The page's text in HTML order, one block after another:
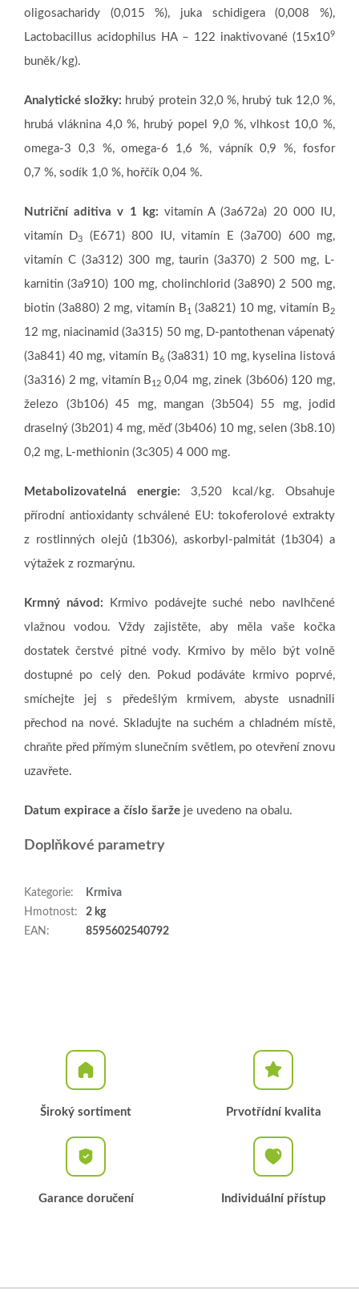
oligosacharidy (0,015 %), juka schidigera (0,008 %),
Lactobacillus acidophilus HA – 122 inaktivované (15x109
buněk/kg).
Analytické složky: hrubý protein 32,0 %, hrubý tuk 12,0 %,
hrubá vláknina 4,0 %, hrubý popel 9,0 %, vlhkost 10,0 %,
omega-3 0,3 %, omega-6 1,6 %, vápník 0,9 %, fosfor
0,7 %, sodík 1,0 %, hořčík 0,04 %.
Nutriční aditiva v 1 kg: vitamín A (3a672a) 20 000 IU,
vitamín D3
(E671) 800 IU, vitamín E (3a700) 600 mg,
vitamín C (3a312) 300 mg, taurin (3a370) 2 500 mg, L-
karnitin (3a910) 100 mg, cholinchlorid (3a890) 2 500 mg,
biotin (3a880) 2 mg, vitamín B1 (3a821) 10 mg, vitamín B2
12 mg, niacinamid (3a315) 50 mg, D-pantothenan vápenatý
(3a841) 40 mg, vitamín B6(3a831) 10 mg, kyselina listová
(3a316) 2 mg, vitamín B120,04 mg, zinek (3b606) 120 mg,
železo (3b106) 45 mg, mangan (3b504) 55 mg, jodid
draselný (3b201) 4 mg, měď (3b406) 10 mg, selen (3b8.10)
0,2 mg, L-methionin (3c305) 4 000 mg.
Metabolizovatelná energie: 3,520 kcal/kg. Obsahuje
přírodní antioxidanty schválené EU: tokoferolové extrakty
z rostlinných olejů (1b306), askorbyl-palmitát (1b304) a
výtažek z rozmarýnu.
Krmný návod:
Krmivo podávejte suché nebo navlhčené
vlažnou vodou. Vždy zajistěte, aby měla vaše kočka
dostatek čerstvé pitné vody. Krmivo by mělo být volně
dostupné po celý den. Pokud podáváte krmivo poprvé,
smíchejte jej s předešlým krmivem, abyste usnadnili
přechod na nové. Skladujte na suchém a chladném místě,
chraňte před přímým slunečním světlem, po otevření znovu
uzavřete.
Datum expirace a číslo šarže je uvedeno na obalu.
Doplňkové parametry
Kategorie:
Krmiva
Hmotnost:
2 kg
EAN : 8595602540792
Široký sortiment Prvotřídní kvalita
Garance doručení Individuální přístup